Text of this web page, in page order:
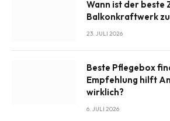
Wann ist der beste
Balkonkraftwerk
23. JULI 2026
Beste Pflegebox
Empfehlung hilft
wirklich?
6. JULI 2026